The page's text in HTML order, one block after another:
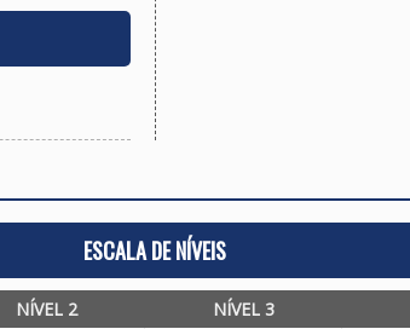
ESCALA DE NÍVEIS
NÍVEL 2 NÍVEL 3